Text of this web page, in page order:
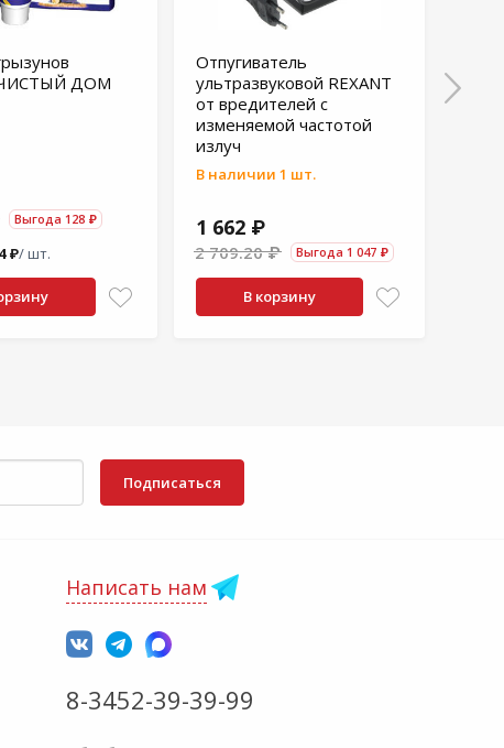
ЧИСТЫЙ ДОМ
Выгода 128 ₽
₽/ шт.
Отпугиватель
ультразвуковой REXANT
от вредителей с
изменяемой частотой
излуч
В наличии 1 шт.
1 662 ₽
2 709.20 ₽ Выгода 1 047 ₽
В корзину
Подписаться
Написать нам
8-3452-39-39-99